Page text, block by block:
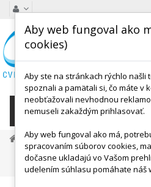
KATEGÓRIE
Masážne A Relax Pomôcky
Fixačné Tejpovanie
Fixačné
MUELLER EuroTape™ Platinum,
Aby web fungoval ako
cookies)
Aby ste na stránkach rýchlo našli
spoznali a pamätali si, čo máte v
neobťažovali nevhodnou
nemuseli zakaždým prihlasovať.
Aby web fungoval ako má,
spracovaním súborov cookies,
dočasne ukladajú vo Vašom
udelením súhlasu pomáhate náš